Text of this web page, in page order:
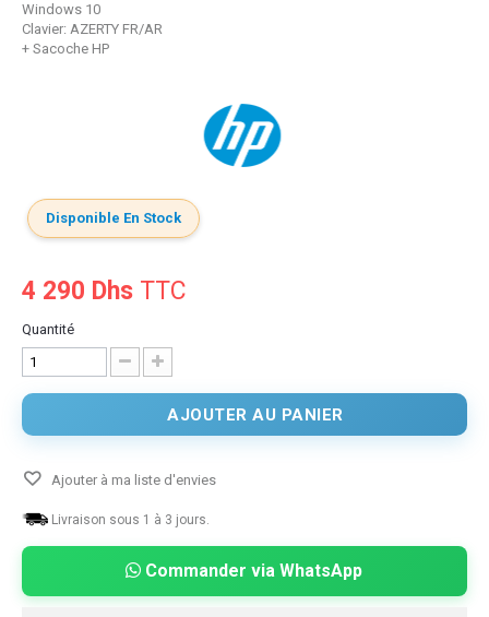
Windows 10
Clavier: AZERTY FR/AR
+ Sacoche HP
Disponible En Stock
4 290 Dhs TTC
Quantité
AJOUTER AU PANIER
Ajouter à ma liste d'envies
Livraison sous 1 à 3 jours.
Commander via WhatsApp